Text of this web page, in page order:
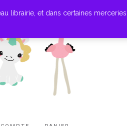
librairie, et dans certaines